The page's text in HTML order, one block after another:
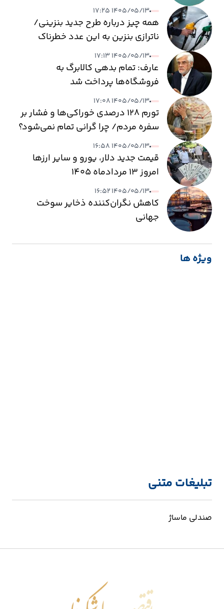
۱۴۰۵/۰۵/۱۳ ۱۷:۲۵
همه چیز درباره طرح جدید بنزینی/
ناترازی بنزین به این عدد خطرناک
می‌رسد
۱۴۰۵/۰۵/۱۳ ۱۷:۱۳
عارف: تمام بدهی کالابرگ به
فروشگاه‌ها پرداخت شد
۱۴۰۵/۰۵/۱۳ ۱۷:۰۸
تورم ۱۲۸ درصدی خوراکی‌ها و فشار بر
سفره مردم/ چرا گرانی تمام نمی‌شود؟
۱۴۰۵/۰۵/۱۳ ۱۶:۵۸
قیمت جدید دلار، یورو و سایر ارزها
امروز ۱۳ مردادماه ۱۴۰۵
۱۴۰۵/۰۵/۱۳ ۱۶:۵۲
کاهش نگران‌کننده ذخایر سوخت
جهانی
ویژه ها
تبلیغات متنی
صندلی ماساژ
اقتصاد شکوفا